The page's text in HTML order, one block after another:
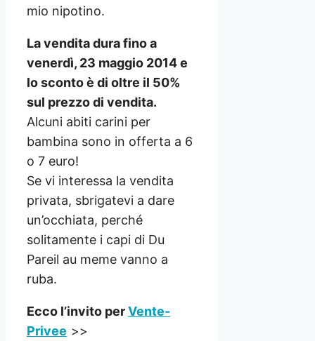
mio nipotino.
La vendita dura fino a
venerdì, 23 maggio 2014 e
lo sconto è di oltre il 50%
sul prezzo di vendita.
Alcuni abiti carini per
bambina sono in offerta a 6
o 7 euro!
Se vi interessa la vendita
privata, sbrigatevi a dare
un’occhiata, perché
solitamente i capi di Du
Pareil au meme vanno a
ruba.
Ecco l’invito perVente-
Privee >>